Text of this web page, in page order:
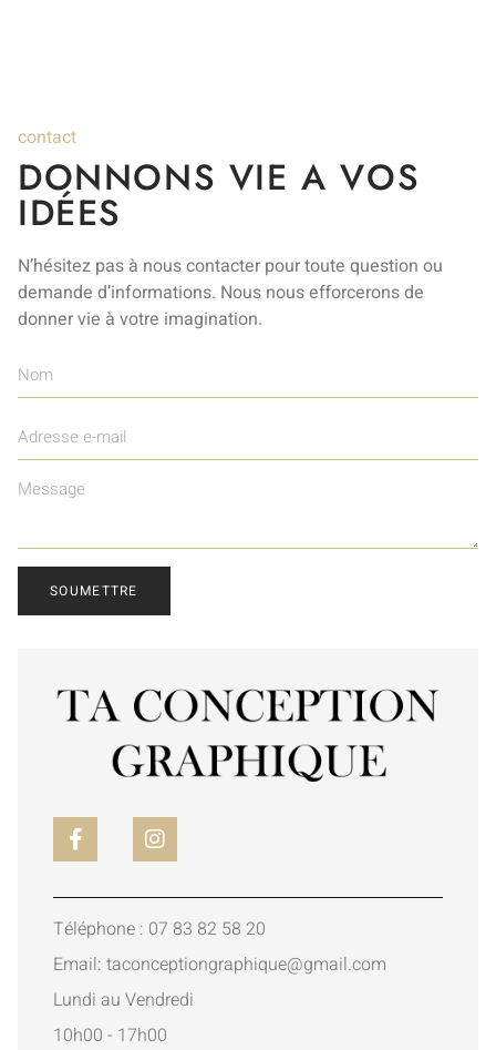
contact
DONNONS VIE A VOS
IDÉES
N’hésitez pas à nous contacter pour toute question ou
demande d’informations. Nous nous efforcerons de
donner vie à votre imagination.
SOUMETTRE
Téléphone : 07 83 82 58 20
Email: taconceptiongraphique@gmail.com
Lundi au Vendredi
10h00 - 17h00